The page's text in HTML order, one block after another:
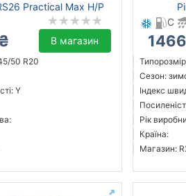
Practical Max H/P
В магазин
50 R20
Y
C
Сезон:
Індекс
Рік
Країна:
Магазин: